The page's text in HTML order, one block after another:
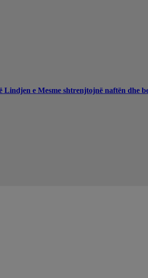
e Mesme shtrenjtojnë naftën dhe